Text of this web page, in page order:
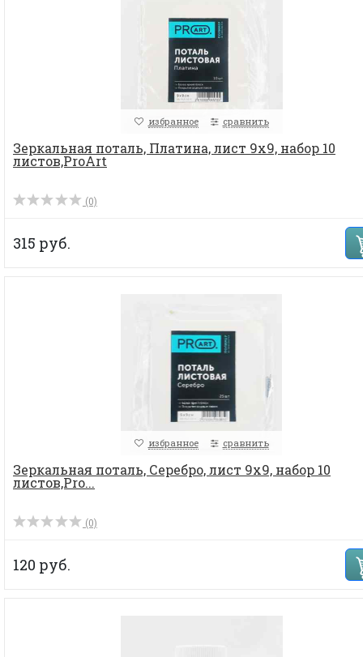
избранное сравнить
Зеркальная поталь, Платина, лист 9х9, набор 10
листов,ProArt
(0)
315 руб.
избранное сравнить
Зеркальная поталь, Серебро, лист 9х9, набор 10
листов,Pro...
(0)
120 руб.